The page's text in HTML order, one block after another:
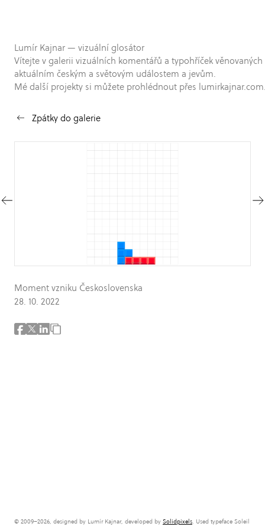
Lumír Kajnar — vizuální glosátor
Vítejte v galerii vizuálních komentářů a typohříček věnovaných
aktuálním českým a světovým událostem a jevům.
Mé další projekty si můžete prohlédnout přes
Zpátky do galerie
Moment vzniku Československa
28. 10. 2022
© 2009–2026, designed by Lumír Kajnar, developed by Solidpixels. Used typeface Soleil